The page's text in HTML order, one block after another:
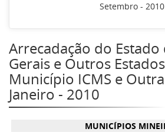
Setembro - 2010
Arrecadação do Estado
Gerais e Outros
Município ICMS e
Janeiro - 2010
MUNICÍPIOS